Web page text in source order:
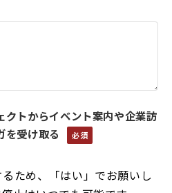
クトからイベント案内や企業訪
を受け取る
ため、「はい」でお願いし